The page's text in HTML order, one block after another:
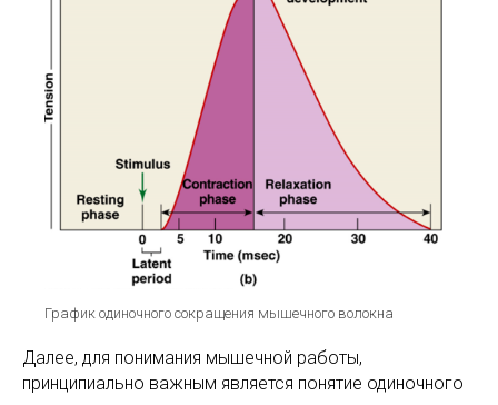
График одиночного сокращения мышечного волокна
Далее, для понимания мышечной работы,
принципиально важным является понятие одиночного